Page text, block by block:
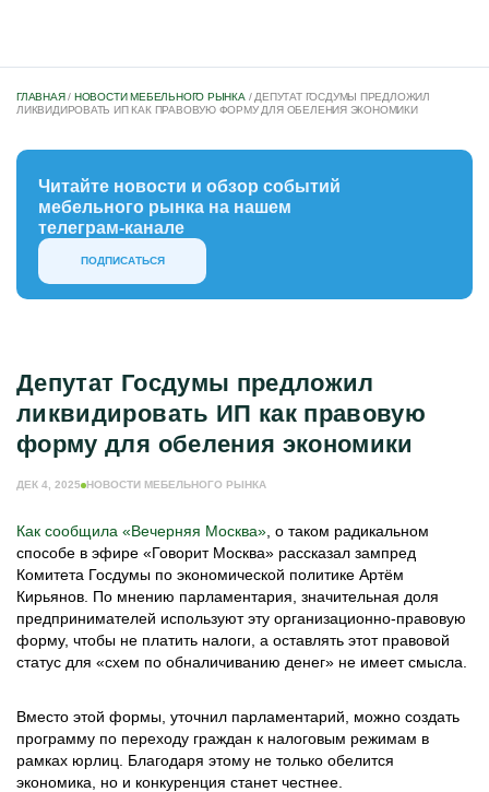
ГЛАВНАЯ/ НОВОСТИ МЕБЕЛЬНОГО РЫНКА / ДЕПУТАТ ГОСДУМЫ ПРЕДЛОЖИЛ
ЛИКВИДИРОВАТЬ ИП КАК ПРАВОВУЮ ФОРМУ ДЛЯ ОБЕЛЕНИЯ ЭКОНОМИКИ
Читайте новости и обзор событий
мебельного рынка на нашем
телеграм-канале
ПОДПИСАТЬСЯ
Депутат Госдумы предложил
ликвидировать ИП как правовую
форму для обеления экономики
ДЕК 4, 2025 НОВОСТИ МЕБЕЛЬНОГО РЫНКА
Как сообщила «Вечерняя Москва» , о таком радикальном
способе в эфире «Говорит Москва» рассказал зампред
Комитета Госдумы по экономической политике Артём
Кирьянов. По мнению парламентария, значительная доля
предпринимателей используют эту организационно-правовую
форму, чтобы не платить налоги, а оставлять этот правовой
статус для «схем по обналичиванию денег» не имеет смысла.
Вместо этой формы, уточнил парламентарий, можно создать
программу по переходу граждан к налоговым режимам в
рамках юрлиц. Благодаря этому не только обелится
экономика, но и конкуренция станет честнее.